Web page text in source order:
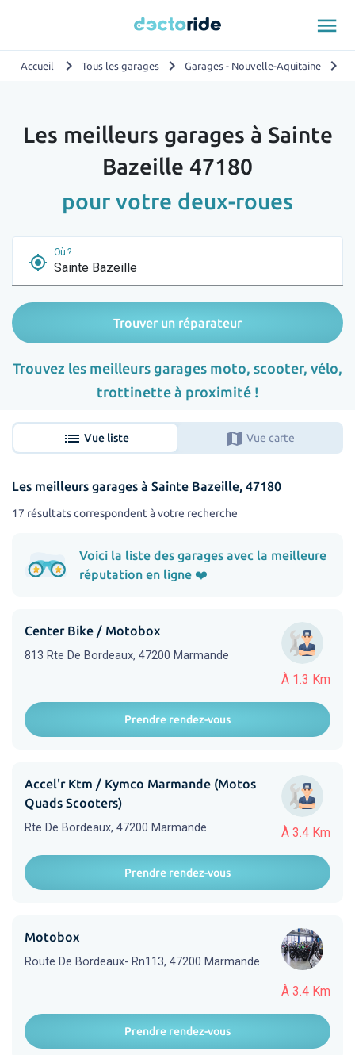
menu
Accueil chevron_right Tous les garages chevron_right Garages - Nouvelle-Aquitaine chevron_right
Les meilleurs garages à Sainte
Bazeille 47180
pour votre deux-roues
my_location
Où ?
Trouver un réparateur
Trouvez les meilleurs garages moto, scooter, vélo,
trottinette à proximité !
list Vue liste map Vue carte
Les meilleurs garages à Sainte Bazeille, 47180
17 résultats correspondent à votre recherche
Voici la liste des garages avec la meilleure
réputation en ligne ❤️
À 1.3 Km
Center Bike / Motobox
813 Rte De Bordeaux, 47200 Marmande
Prendre rendez-vous
À 3.4 Km
Accel'r Ktm / Kymco Marmande (Motos
Quads Scooters)
Rte De Bordeaux, 47200 Marmande
Prendre rendez-vous
À 3.4 Km
Motobox
Route De Bordeaux- Rn113, 47200 Marmande
Prendre rendez-vous